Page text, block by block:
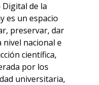
Digital de la
es un espacio
preservar, dar
nivel nacional e
científica,
por los
universitaria,